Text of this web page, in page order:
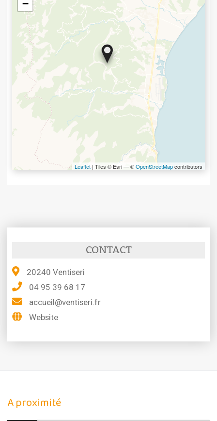
−
Leaflet | Tiles © Esri — ©OpenStreetMapcontributors
CONTACT
20240 Ventiseri
04 95 39 68 17
accueil@ventiseri.fr
Website
A proximité